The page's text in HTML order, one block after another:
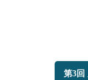
第3回